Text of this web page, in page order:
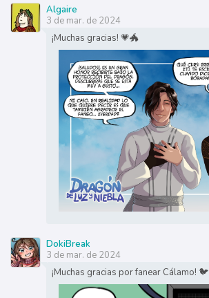
Algaire
3 de mar. de 2024
¡Muchas gracias! 💗🐲
DokiBreak
3 de mar. de 2024
¡Muchas gracias por fanear Cálamo! 🐦